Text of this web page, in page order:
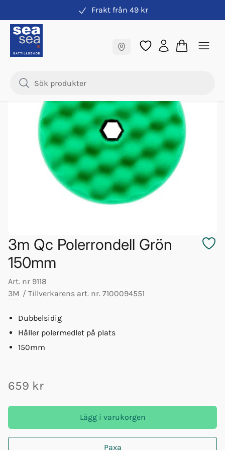
Frakt från 49 kr
Samma pris online & i butik
3m Qc Polerrondell Grön
150mm
Art. nr 9118
3M / Tillverkarens art. nr. 7100094551
Dubbelsidig
Håller polermedlet på plats
150mm
659 kr
Lägg i varukorgen
Paxa